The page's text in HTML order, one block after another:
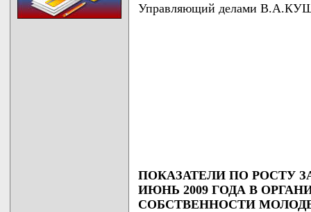
Управляющий делами
ПОКАЗАТЕЛИ ПО РОСТУ
ИЮНЬ 2009 ГОДА В
СОБСТВЕННОСТИ